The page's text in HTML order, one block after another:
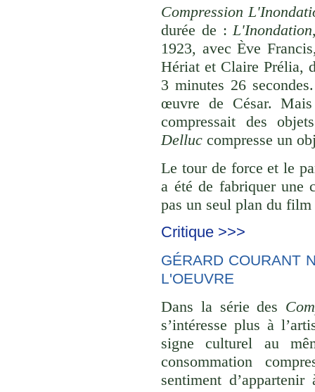
Compression
durée de :L'Inondation
1923, avec Ève
Hériat et Claire Prélia,
3 minutes 26
œuvre de César.
compressait des
Delluc compresse un
Le tour de force et le
a été de fabriquer une
pas un seul plan du
Critique >>>
GÉRARD COURANT
L'OEUVRE
Dans la série des
s’intéresse plus à
signe culturel au
consommation
sentiment